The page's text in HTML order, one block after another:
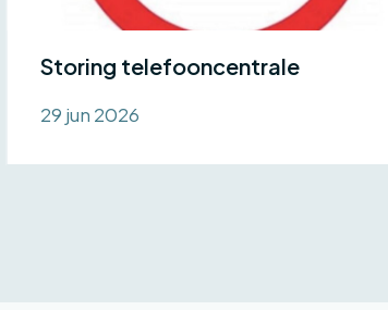
Storing telefooncentrale
29 jun 2026